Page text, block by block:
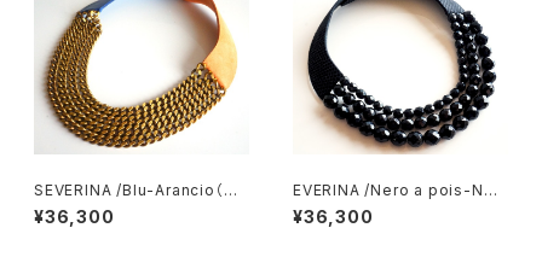
SEVERINA /Blu-Arancio（セ
ヴェリナ・ネックレス）
¥36,300
EVERINA /Nero a pois-Ner
o（セヴェリナ・ネックレス）
¥36,300